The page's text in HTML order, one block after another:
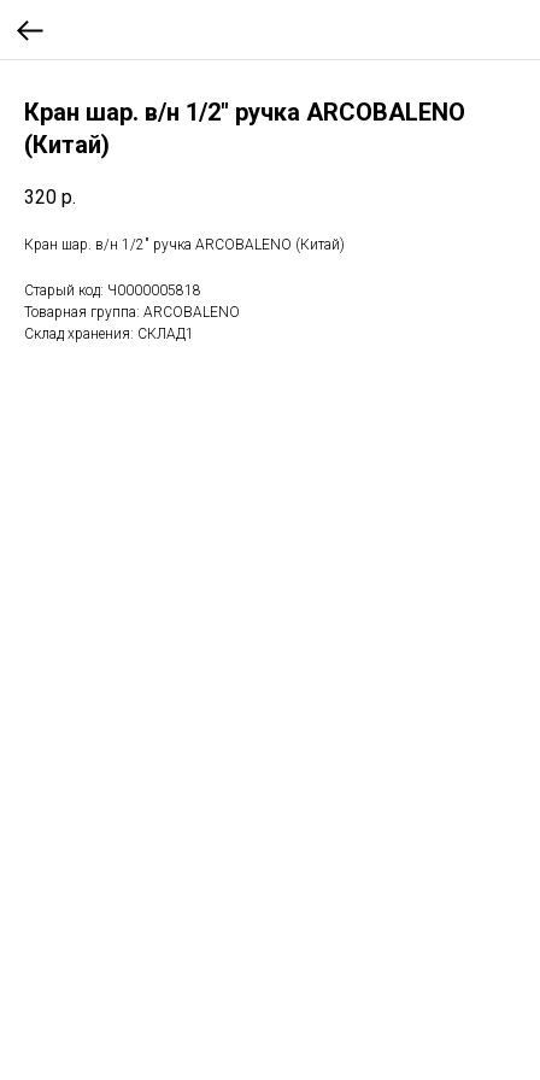
Кран шар. в/н 1/2" ручка ARCOBALENO
(Китай)
320 р.
Кран шар. в/н 1/2" ручка ARCOBALENO (Китай)
Старый код: Ч0000005818
Товарная группа: ARCOBALENO
Склад хранения: СКЛАД1